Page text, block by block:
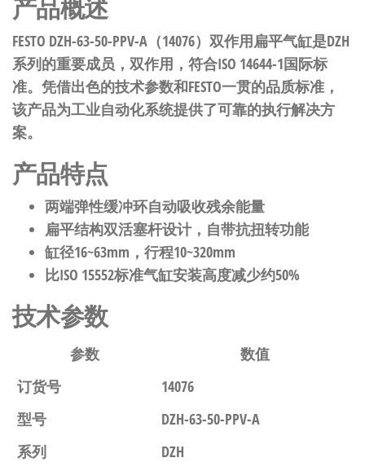
产品概述
FESTO DZH-63-50-PPV-A（14076）双作用扁平气缸是DZH
系列的重要成员，双作用，符合ISO 14644-1国际标
准。凭借出色的技术参数和FESTO一贯的品质标准，
该产品为工业自动化系统提供了可靠的执行解决方
案。
产品特点
两端弹性缓冲环自动吸收残余能量
扁平结构双活塞杆设计，自带抗扭转功能
缸径16~63mm，行程10~320mm
比ISO 15552标准气缸安装高度减少约50%
技术参数
参数
数值
订货号
14076
型号
DZH-63-50-PPV-A
系列
DZH